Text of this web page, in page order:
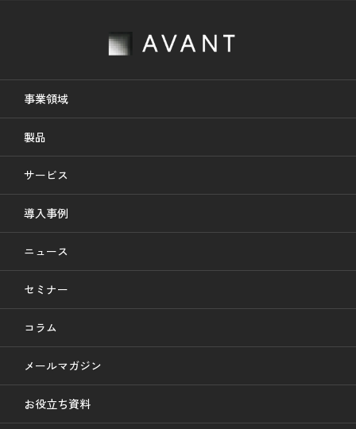
事業領域
製品
サービス
導入事例
ニュース
セミナー
コラム
メールマガジン
お役立ち資料